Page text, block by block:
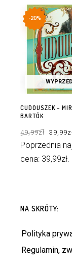
-20%
CUDOUSZEK –
BARTÓK
49,99zł cena
39,99
Poprzednia
cena: 39,99zł.
NA SKRÓTY:
Polityka
Regulamin,